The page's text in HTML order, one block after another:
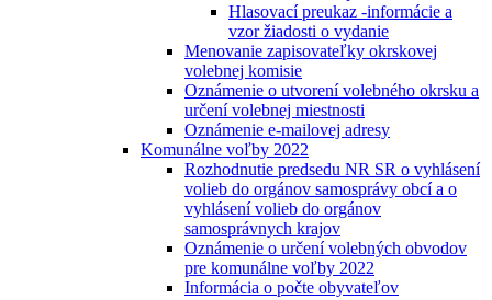
Hlasovací preukaz -informácie a
vzor žiadosti o vydanie
Menovanie zapisovateľky okrskovej
volebnej komisie
Oznámenie o utvorení volebného okrsku a
určení volebnej miestnosti
Oznámenie e-mailovej adresy
Komunálne voľby 2022
Rozhodnutie predsedu NR SR o vyhlásení
volieb do orgánov samosprávy obcí a o
vyhlásení volieb do orgánov
samosprávnych krajov
Oznámenie o určení volebných obvodov
pre komunálne voľby 2022
Informácia o počte obyvateľov